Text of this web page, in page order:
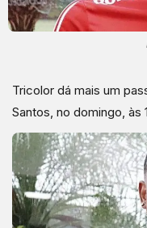
Tricolor dá mais um
Santos, no domingo, às